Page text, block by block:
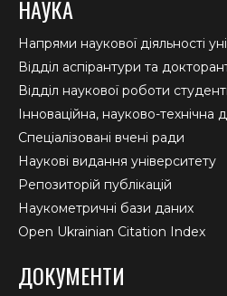
НАУКА
Напрями наукової діяльності
Відділ аспірантури та
Відділ наукової роботи
Інноваційна, науково-технічна
Спеціалізовані вчені ради
Наукові видання університету
Репозиторій публікацій
Наукометричні бази даних
Open Ukrainian Citation Index
ДОКУМЕНТИ